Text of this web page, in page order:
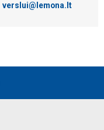
verslui@lemona.lt